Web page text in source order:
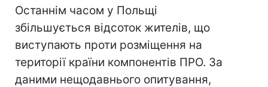
Останнім часом у Польщі
збільшується відсоток жителів, що
виступають проти розміщення на
території країни компонентів ПРО. За
даними нещодавнього опитування,